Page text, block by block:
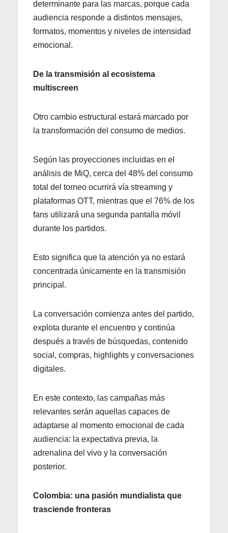
determinante para las marcas, porque cada
audiencia responde a distintos mensajes,
formatos, momentos y niveles de intensidad
emocional.
De la transmisión al ecosistema
multiscreen
Otro cambio estructural estará marcado por
la transformación del consumo de medios.
Según las proyecciones incluidas en el
análisis de MiQ, cerca del 48% del consumo
total del torneo ocurrirá vía streaming y
plataformas OTT, mientras que el 76% de los
fans utilizará una segunda pantalla móvil
durante los partidos.
Esto significa que la atención ya no estará
concentrada únicamente en la transmisión
principal.
La conversación comienza antes del partido,
explota durante el encuentro y continúa
después a través de búsquedas, contenido
social, compras, highlights y conversaciones
digitales.
En este contexto, las campañas más
relevantes serán aquellas capaces de
adaptarse al momento emocional de cada
audiencia: la expectativa previa, la
adrenalina del vivo y la conversación
posterior.
Colombia: una pasión mundialista que
trasciende fronteras